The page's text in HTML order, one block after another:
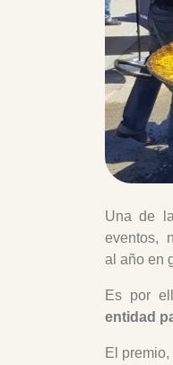
Una de
eventos,
al año en
Es por
entidad
El